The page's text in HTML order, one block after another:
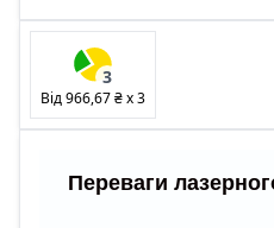
3
Від966,67 ₴x3
Переваги